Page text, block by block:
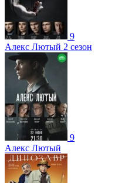
9
Алекс Лютый 2 сезон
9
Алекс Лютый